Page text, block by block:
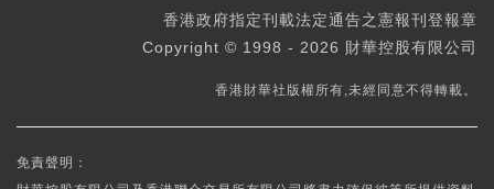
香港政府指定刊載法定通告之憲報刊登報章
Copyright © 1998 - 2026 財華控股有限公司
香港財華社版權所有,未經同意不得轉載。
免責聲明：